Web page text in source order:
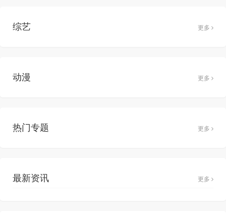
综艺 更多
动漫 更多
热门专题 更多
最新资讯 更多